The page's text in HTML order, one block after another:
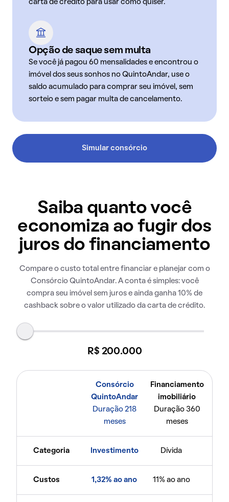
carta de crédito para usar como quiser.
Opção de saque sem multa
Se você já pagou 60 mensalidades e encontrou o
imóvel dos seus sonhos no QuintoAndar, use o
saldo acumulado para comprar seu imóvel, sem
sorteio e sem pagar multa de cancelamento.
Simular consórcio
Saiba quanto você
economiza ao fugir dos
juros do financiamento
Compare o custo total entre financiar e planejar com o
Consórcio QuintoAndar. A conta é simples: você
compra seu imóvel sem juros e ainda ganha 10% de
cashback sobre o valor utilizado da carta de crédito.
R$ 200.000
Consórcio
QuintoAndar
Duração 218
meses
Financiamento
imobiliário
Duração 360
meses
Categoria Investimento Dívida
Custos 1,32% ao ano 11% ao ano